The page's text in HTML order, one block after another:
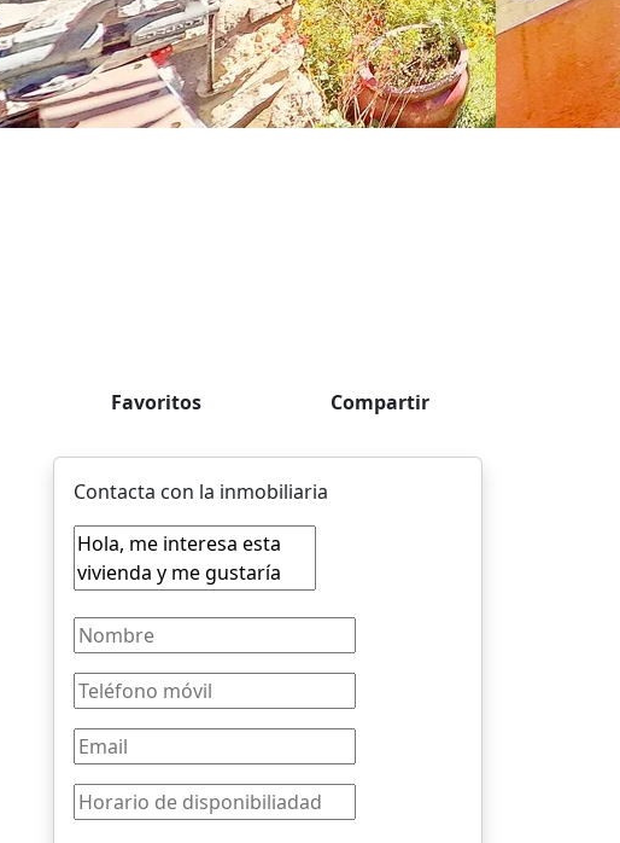
Favoritos Compartir
Contacta con la inmobiliaria